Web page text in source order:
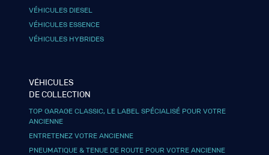
VÉHICULES DIESEL
VÉHICULES ESSENCE
VÉHICULES HYBRIDES
VÉHICULES
DE COLLECTION
TOP GARAGE CLASSIC, LE LABEL SPÉCIALISÉ POUR VOTRE
ANCIENNE
ENTRETENEZ VOTRE ANCIENNE
PNEUMATIQUE & TENUE DE ROUTE POUR VOTRE ANCIENNE